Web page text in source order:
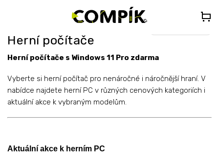
– Vyberte si Kingdom Come:
Deliverance II nebo Forza Horizon 5 (do poznámky uveďte „KCDII“
nebo „FORZA5“)
Herní počítače
Herní počítače s Windows 11 Pro zdarma
Vyberte si herní počítač pro nenáročné i náročnější hraní. V
nabídce najdete herní PC v různých cenových kategoriích i
aktuální akce k vybraným modelům.
Aktuální akce k herním PC